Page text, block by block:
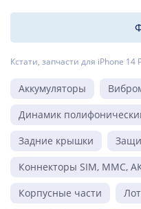
Кстати, запчасти для iPhone 14
Аккумуляторы
Динамик
Задние крышки
Коннекторы SIM, MMC,
Корпусные части